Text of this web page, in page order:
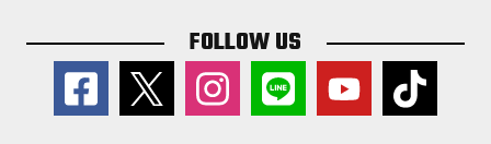
FOLLOW US